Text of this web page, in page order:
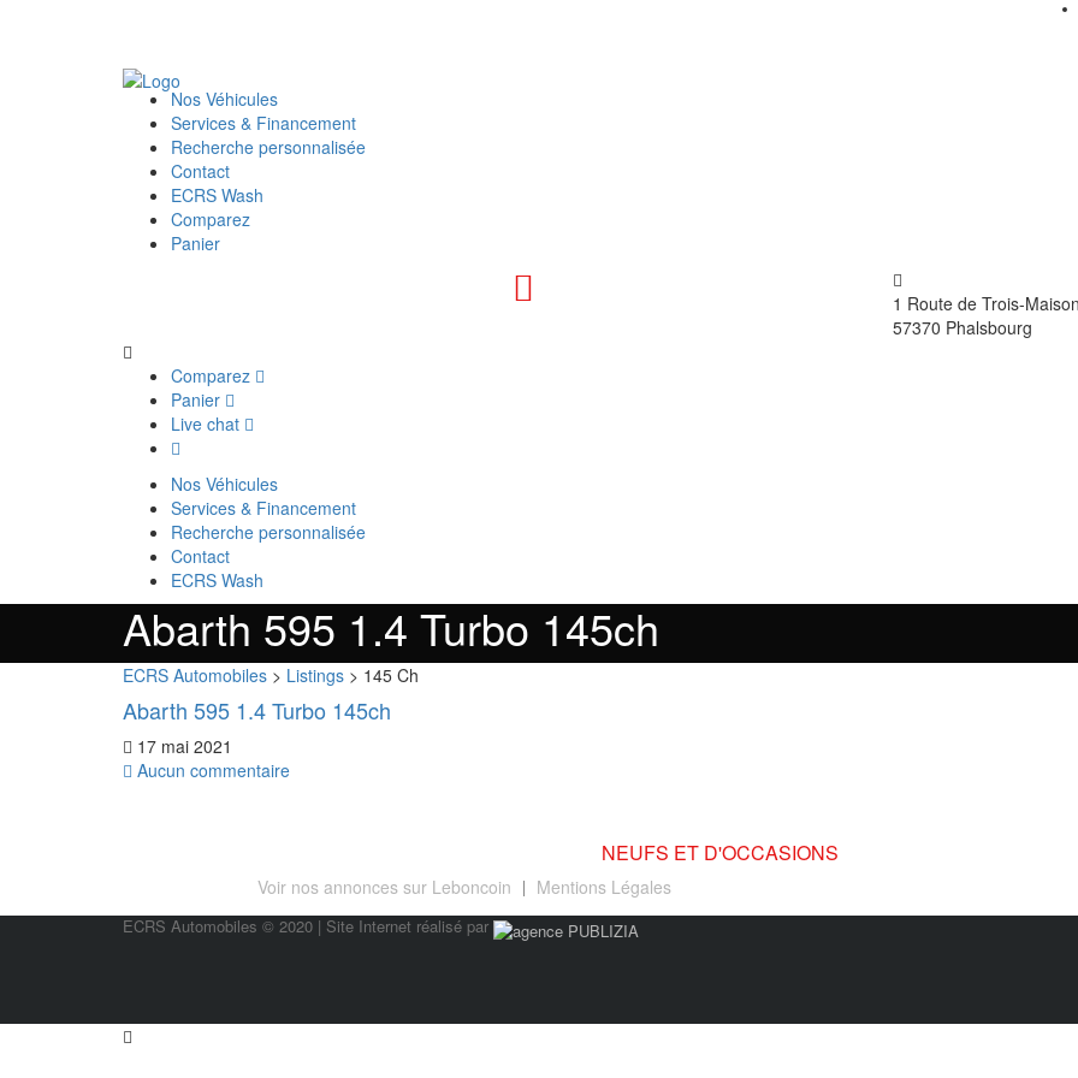
Nos Véhicules
Services & Financement
Recherche personnalisée
Contact
ECRS Wash
Comparez
Panier
1 Route de Trois-
57370 Phalsbourg
Comparez
Panier
Live chat
Nos Véhicules
Services & Financement
Recherche personnalisée
Contact
ECRS Wash
Abarth 595 1.4 Turbo 145ch
ECRS Automobiles > Listings > 145 Ch
Abarth 595 1.4 Turbo 145ch
17 mai 2021
Aucun commentaire
NEUFS ET D'OCCASIONS
Voir nos annonces sur Leboncoin Mentions Légales
ECRS Automobiles © 2020 | Site Internet réalisé par